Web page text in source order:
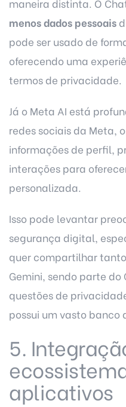
maneira distinta. O
menos dados pessoais
pode ser usado de
oferecendo uma
termos de privacidade.
Já o Meta AI está
redes sociais da Meta,
informações de perfil,
interações para
personalizada.
Isso pode levantar
segurança digital,
quer compartilhar
Gemini, sendo parte
questões de
possui um vasto banco
5.
aplicativos